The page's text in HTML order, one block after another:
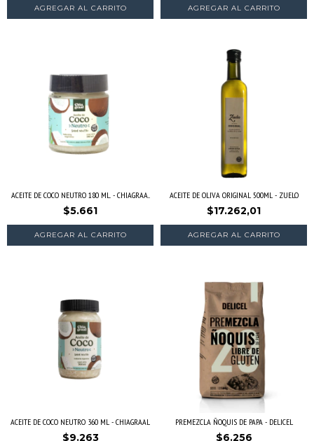
ACEITE DE COCO NEUTRO 180 ML. - CHIAGRAA...
$5.661
ACEITE DE OLIVA ORIGINAL 500ML - ZUELO
$17.262,01
ACEITE DE COCO NEUTRO 360 ML - CHIAGRAAL
$9.263
PREMEZCLA ÑOQUIS DE PAPA - DELICEL
$6.256